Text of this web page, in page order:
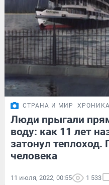
СТРАНА И МИР ХРОНИКА
Люди прыгали
воду: как 11 лет
затонул теплоход.
человека
11 июля, 2022, 00:55 1 533